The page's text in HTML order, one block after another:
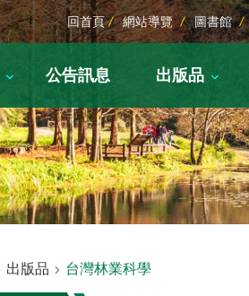
回首頁 網站導覽 圖書館
公告訊息 出版品
出版品 台灣林業科學